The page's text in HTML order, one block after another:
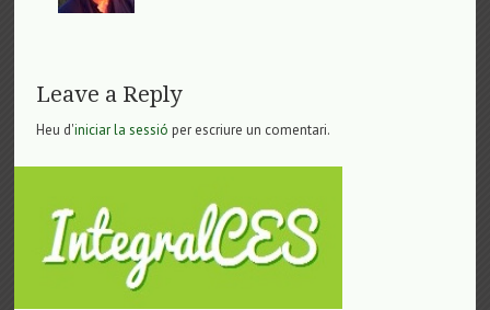
Leave a Reply
Heu d'iniciar la sessió per escriure un comentari.